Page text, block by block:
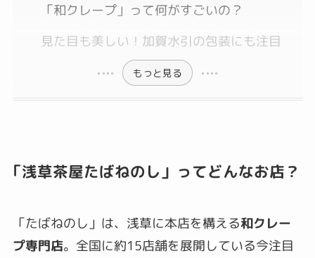
「和クレープ」って何がすごいの？
見た目も美しい！加賀水引の包装にも注目
もっと見る
「浅草茶屋たばねのし」ってどんなお店？
「たばねのし」は、浅草に本店を構える和クレー
プ専門店。全国に約15店舗を展開している今注目